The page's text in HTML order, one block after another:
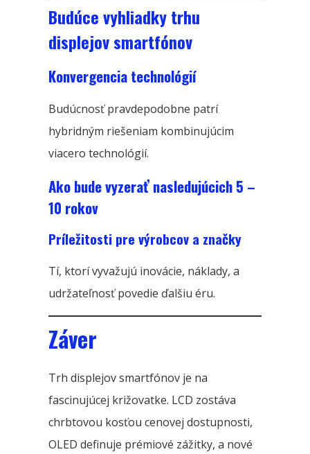
Budúce vyhliadky trhu
displejov smartfónov
Konvergencia technológií
Budúcnosť pravdepodobne patrí
hybridným riešeniam kombinujúcim
viacero technológií.
Ako bude vyzerať nasledujúcich 5 –
10 rokov
Príležitosti pre výrobcov a značky
Tí, ktorí vyvažujú inovácie, náklady, a
udržateľnosť povedie ďalšiu éru.
Záver
Trh displejov smartfónov je na
fascinujúcej križovatke. LCD zostáva
chrbtovou kosťou cenovej dostupnosti,
OLED definuje prémiové zážitky, a nové